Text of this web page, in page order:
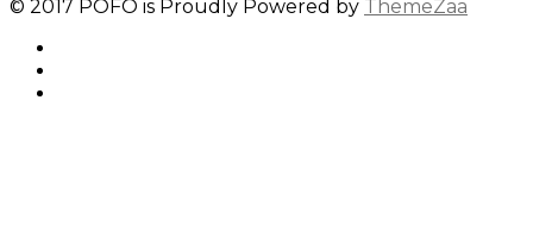
© 2017 POFO is Proudly Powered by ThemeZaa